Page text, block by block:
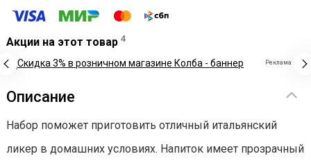
Акции на этот товар 4
Реклама
Описание
Набор поможет приготовить отличный итальянский
ликер в домашних условиях. Напиток имеет прозрачный